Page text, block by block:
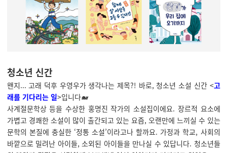
청소년 신간
왠지... 고래 덕후 우영우가 생각나는 제목?! 바로, 청소년 소설 신간 <고
래를 기다리는 일>입니다🐋
사계절문학상 등을 수상한 홍명진 작가의 소설집이에요. 장르적 요소에
가볍고 경쾌한 소설이 많이 출간되고 있는 요즘, 오랜만에 느끼실 수 있는
문학의 본질에 충실한 ‘정통 소설’이라고나 할까요. 가정과 학교, 사회의
바깥으로 밀려난 아이들, 소외된 아이들을 만나실 수 있답니다. 청소년들